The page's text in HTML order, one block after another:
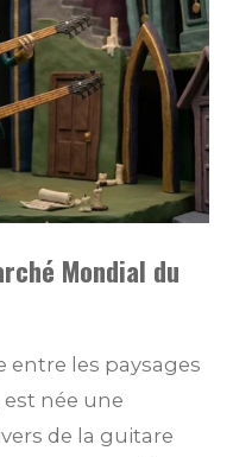
Mondial du
les paysages
née une
de la guitare